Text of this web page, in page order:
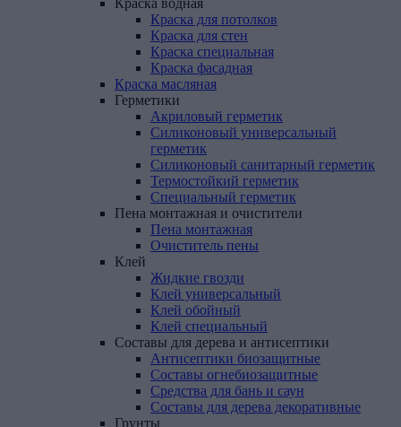
Краска водная
Краска для потолков
Краска для стен
Краска специальная
Краска фасадная
Краска масляная
Герметики
Акриловый герметик
Силиконовый универсальный
герметик
Силиконовый санитарный герметик
Термостойкий герметик
Специальный герметик
Пена монтажная и очистители
Пена монтажная
Очиститель пены
Клей
Жидкие гвозди
Клей универсальный
Клей обойный
Клей специальный
Составы для дерева и антисептики
Антисептики биозащитные
Составы огнебиозащитные
Средства для бань и саун
Составы для дерева декоративные
Грунты